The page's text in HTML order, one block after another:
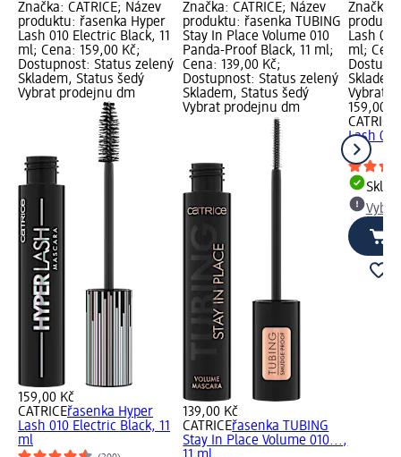
Značka: CATRICE; Název
produktu: řasenka Hyper
Lash 010 Electric Black, 11
ml; Cena: 159,00 Kč;
Dostupnost: Status zelený
Skladem, Status šedý
Vybrat prodejnu dm
159,00 Kč
CATRICEřasenka Hyper
Lash 010 Electric Black, 11
ml
Značka: CATRICE; Název
produktu: řasenka TUBING
Stay In Place Volume 010
Panda-Proof Black, 11 ml;
Cena: 139,00 Kč;
Dostupnost: Status zelený
Skladem, Status šedý
Vybrat prodejnu dm
139,00 Kč
CATRICEřasenka TUBING
Stay In Place Volume 010...,
Značka:
Lash
ml;
Vybrat
159,00
CATRICE
Lash
ml